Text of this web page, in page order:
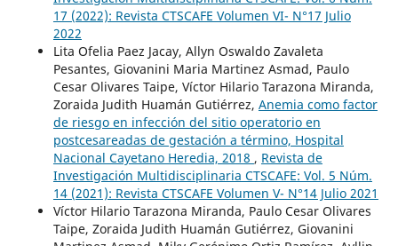
17 (2022): Revista CTSCAFE Volumen VI- N°17 Julio
2022
Lita Ofelia Paez Jacay, Allyn Oswaldo Zavaleta
Pesantes, Giovanini Maria Martinez Asmad, Paulo
Cesar Olivares Taipe, Víctor Hilario Tarazona Miranda,
Zoraida Judith Huamán Gutiérrez, Anemia como factor
de riesgo en infección del sitio operatorio en
postcesareadas de gestación a término, Hospital
Nacional Cayetano Heredia, 2018 , Revista de
Investigación Multidisciplinaria CTSCAFE: Vol. 5 Núm.
14 (2021): Revista CTSCAFE Volumen V- N°14 Julio 2021
Víctor Hilario Tarazona Miranda, Paulo Cesar Olivares
Taipe, Zoraida Judith Huamán Gutiérrez, Giovanini